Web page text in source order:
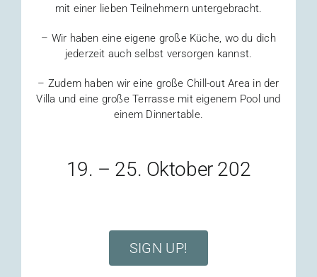
mit einer lieben Teilnehmern untergebracht.
– Wir haben eine eigene große Küche, wo du dich
jederzeit auch selbst versorgen kannst.
– Zudem haben wir eine große Chill-out Area in der
Villa und eine große Terrasse mit eigenem Pool und
einem Dinnertable.
19. – 25. Oktober 202
SIGN UP!